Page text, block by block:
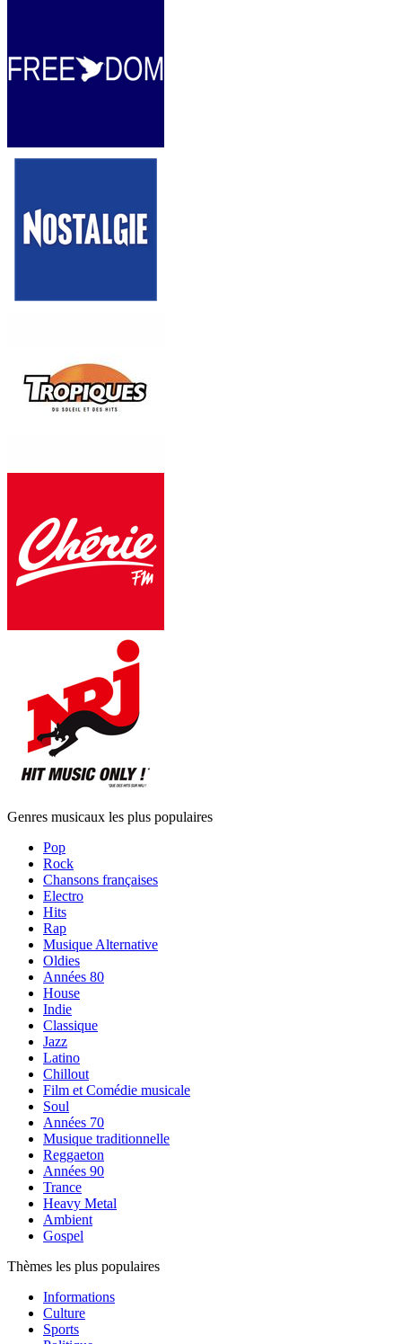
Genres musicaux les plus populaires
Pop
Rock
Chansons françaises
Electro
Hits
Rap
Musique Alternative
Oldies
Années 80
House
Indie
Classique
Jazz
Latino
Chillout
Film et Comédie musicale
Soul
Années 70
Musique traditionnelle
Reggaeton
Années 90
Trance
Heavy Metal
Ambient
Gospel
Thèmes les plus populaires
Informations
Culture
Sports